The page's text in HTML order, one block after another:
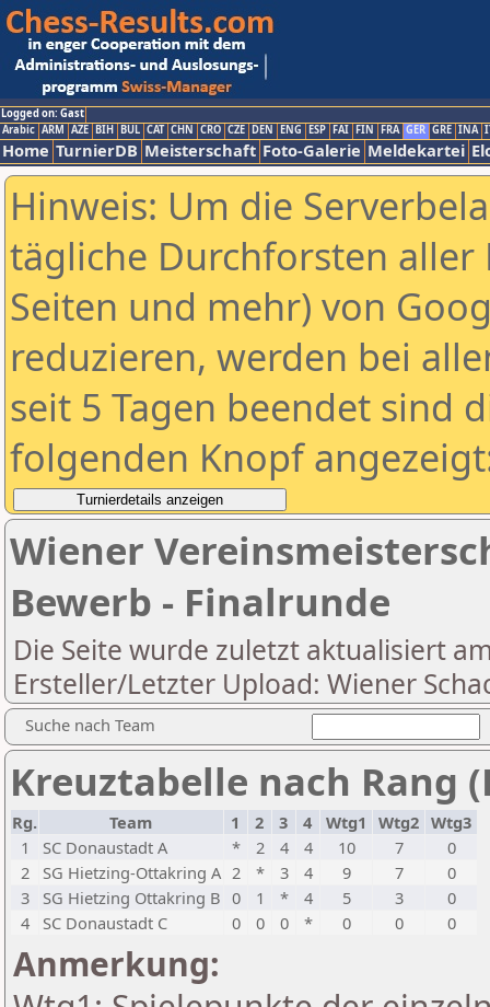
Logged on: Gast
Arabic ARM AZE BIH BUL CAT CHN CRO CZE DEN ENG ESP FAI FIN FRA GER GRE INA
Home TurnierDB Meisterschaft Foto-Galerie Meldekartei
Hinweis: Um die
tägliche Durchforsten aller
Seiten und mehr) von
reduzieren, werden bei
seit 5 Tagen beendet sind
folgenden Knopf
Wiener
Bewerb - Finalrunde
Die Seite wurde zuletzt aktualisiert
Ersteller/Letzter Upload: Wiener
Suche nach Team
Kreuztabelle nach Rang
Rg. Team 1 2 3 4 Wtg1 Wtg2 Wtg3
1
SC Donaustadt A * 2 4 4 10 7
0
2
SG Hietzing-Ottakring A 2 * 3 4 9 7
0
3
SG Hietzing Ottakring B 0 1 * 4 5 3
0
4
SC Donaustadt C 0 0 0 * 0 0 0
Anmerkung: